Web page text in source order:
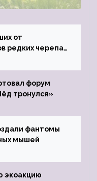
от
редких черепах
форум
тронулся»
фантомы
мышей
экоакцию